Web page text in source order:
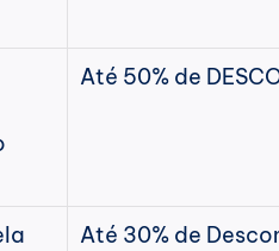
Até 50% de
Até 30% de